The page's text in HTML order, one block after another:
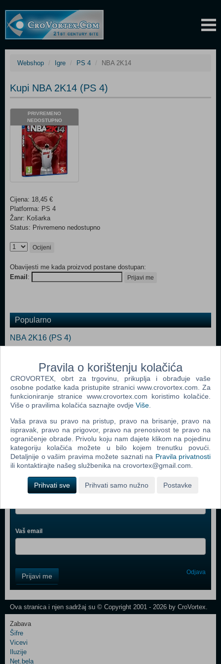
Webshop Igre PS 4 NBA 2K14
Kupi NBA 2K14 (PS 4)
PRIVREMENO
NEDOSTUPNO
Cijena: 18,45 €
Platforma: PS 4
Žanr: Košarka
Status: Privremeno nedostupno
Ocijeni
Obavijesti me kada proizvod postane dostupan:
Email : Prijavi me
Popularno
NBA 2K16 (PS 4)
NBA 2K17 (PS 4)
NBA Live 18 (PS 4)
NBA 2K15 (N) (PS 4)
NBA LIVE 14 (PS 4)
Webshop newsletter
Ime i prezime
Vaš email
Field
One
Newsletter
Control
Field
Two
Prijavi me Odjava
Ova stranica i njen sadržaj su © Copyright 2001 - 2026 by CroVortex.
Zabava
Šifre
Vicevi
Iluzije
Net.bela
Pravila o korištenju kolačića
CROVORTEX, obrt za trgovinu, prikuplja i obrađuje vaše
osobne podatke kada pristupite stranici www.crovortex.com. Za
funkcioniranje stranice www.crovortex.com koristimo kolačiće.
Više o pravilima kolačića saznajte ovdje Više
Vaša prava su pravo na pristup, pravo na brisanje, pravo na
ispravak, pravo na prigovor, pravo na prenosivost te pravo na
ograničenje obrade. Privolu koju nam dajete klikom na pojedinu
kategoriju kolačića možete u bilo kojem trenutku povući.
Detaljnije o vašim pravima možete saznati na Pravila privatnosti
ili kontaktirajte našeg službenika na crovortex@gmail.com.
Prihvati sve Prihvati samo nužno Postavke